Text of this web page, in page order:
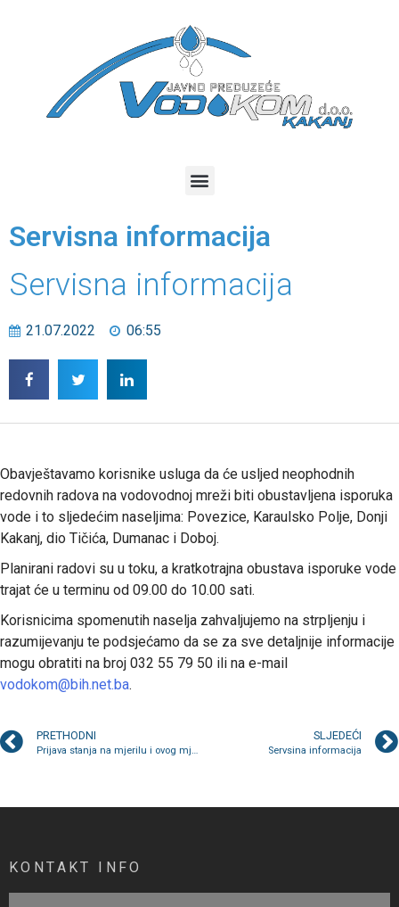
Servisna informacija
Servisna informacija
21.07.2022 06:55
Obavještavamo korisnike usluga da će usljed neophodnih
redovnih radova na vodovodnoj mreži biti obustavljena isporuka
vode i to sljedećim naseljima: Povezice, Karaulsko Polje, Donji
Kakanj, dio Tičića, Dumanac i Doboj.
Planirani radovi su u toku, a kratkotrajna obustava isporuke vode
trajat će u terminu od 09.00 do 10.00 sati.
Korisnicima spomenutih naselja zahvaljujemo na strpljenju i
razumijevanju te podsjećamo da se za sve detaljnije informacije
mogu obratiti na broj 032 55 79 50 ili na e-mail
vodokom@bih.net.ba.
PRETHODNI
Prijava stanja na mjerilu i ovog mjeseca do 25.
SLJEDEĆI
Servsina informacija
KONTAKT INFO